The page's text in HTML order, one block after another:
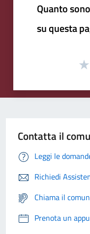
Quanto
su questa
Contatta il
Leggi le
Richiedi
Chiama il
Prenota un